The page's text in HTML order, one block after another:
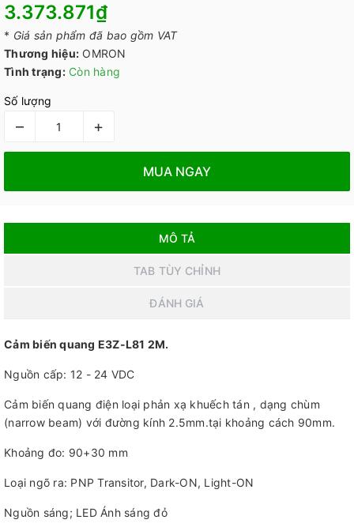
3.373.871₫
* Giá sản phẩm đã bao gồm VAT
Thương hiệu: OMRON
Tình trạng: Còn hàng
Số lượng
– +
MUA NGAY
MÔ TẢ
TAB TÙY CHỈNH
ĐÁNH GIÁ
Cảm biến quang E3Z-L81 2M.
Nguồn cấp: 12 - 24 VDC
Cảm biến quang điện loại phản xạ khuếch tán , dạng chùm
(narrow beam) với đường kính 2.5mm.tại khoảng cách 90mm.
Khoảng đo: 90+30 mm
Loại ngõ ra: PNP Transitor, Dark-ON, Light-ON
Nguồn sáng; LED Ánh sáng đỏ